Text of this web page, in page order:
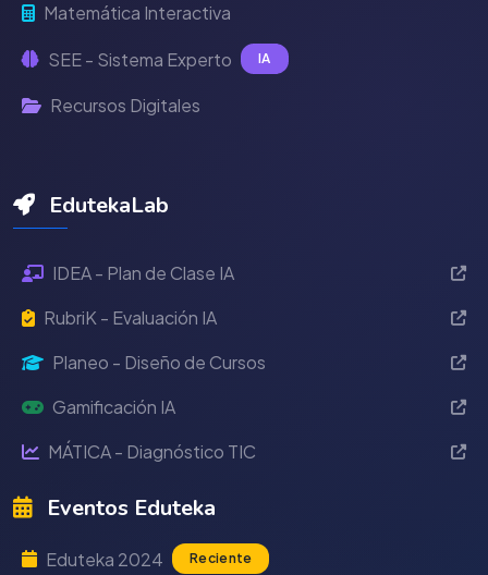
Matemática Interactiva
SEE - Sistema Experto IA
Recursos Digitales
EdutekaLab
IDEA - Plan de Clase IA
RubriK - Evaluación IA
Planeo - Diseño de Cursos
Gamificación IA
MÁTICA - Diagnóstico TIC
Eventos Eduteka
Eduteka 2024 Reciente